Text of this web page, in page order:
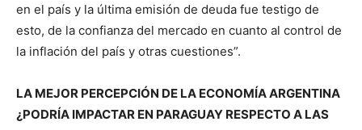
en el país y la última emisión de deuda fue testigo de
esto, de la confianza del mercado en cuanto al control de
la inflación del país y otras cuestiones”.
LA MEJOR PERCEPCIÓN DE LA ECONOMÍA ARGENTINA
¿PODRÍA IMPACTAR EN PARAGUAY RESPECTO A LAS